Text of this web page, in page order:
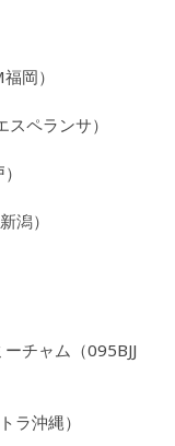
岡）
ペランサ）
）
ャム（095BJJ
沖縄）